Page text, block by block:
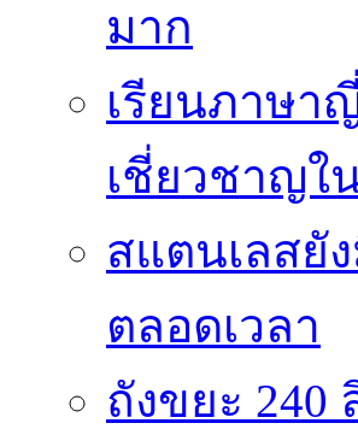
มาก
เรียนภาษา
เชี่ยวชาญใ
สแตนเลสยั
ตลอดเวลา
ถังขยะ